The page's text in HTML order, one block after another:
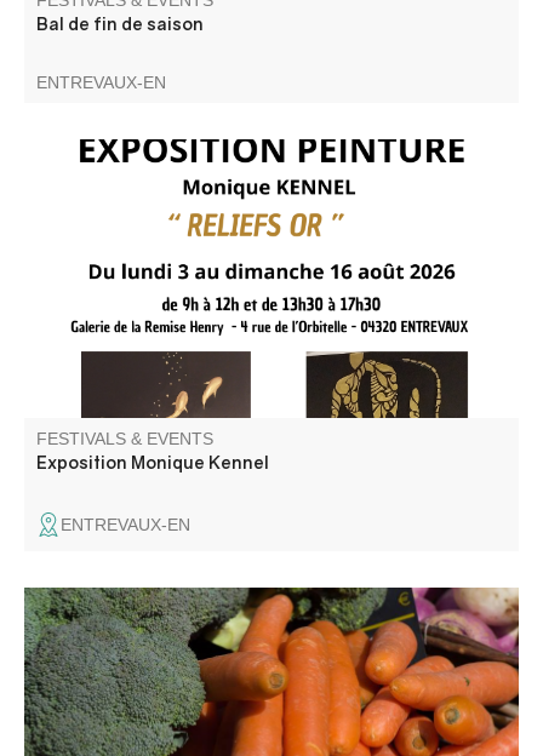
Bal de fin de saison
ENTREVAUX-EN
Monique Kennel présente sa nouvelle exposition "Reliefs
FESTIVALS & EVENTS
Exposition Monique Kennel
ENTREVAUX-EN
You'll find 100% local producers at the Saint Pierre
market.